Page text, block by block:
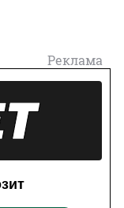
Реклама